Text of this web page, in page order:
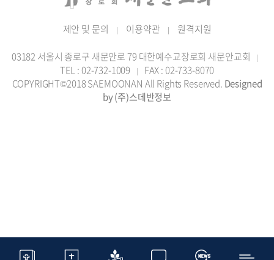
제안 및 문의 | 이용약관 | 원격지원
03182 서울시 종로구 새문안로 79 대한예수교장로회 새문안교회 |
TEL : 02-732-1009 |
FAX : 02-733-8070
COPYRIGHT©2018 SAEMOONAN All Rights Reserved. Designed
by (주)스데반정보